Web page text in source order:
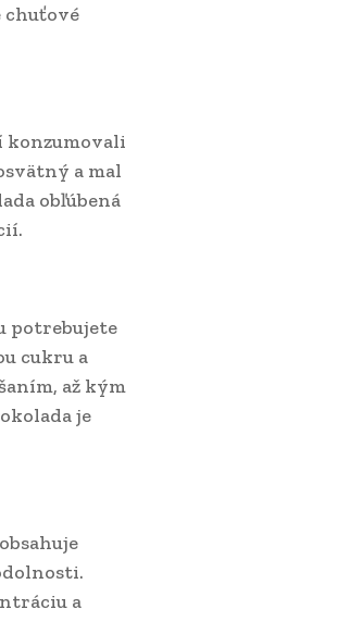
chuťové
konzumovali
a mal
obľúbená
potrebujete
cukru a
až kým
je
a